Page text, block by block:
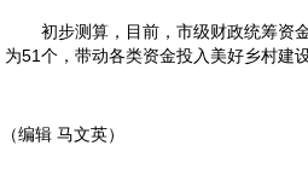
初步测算，目前，市级财政统筹资
为51个，带动各类资金投入美好乡村建
（编辑 马文英）